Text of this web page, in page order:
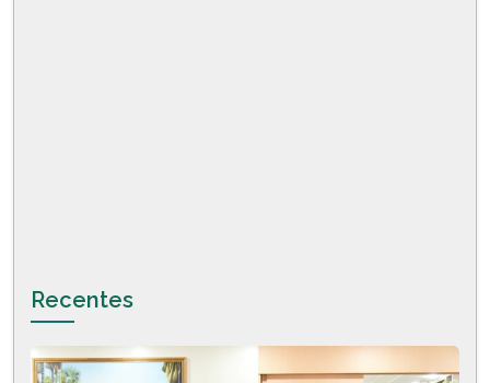
Recentes